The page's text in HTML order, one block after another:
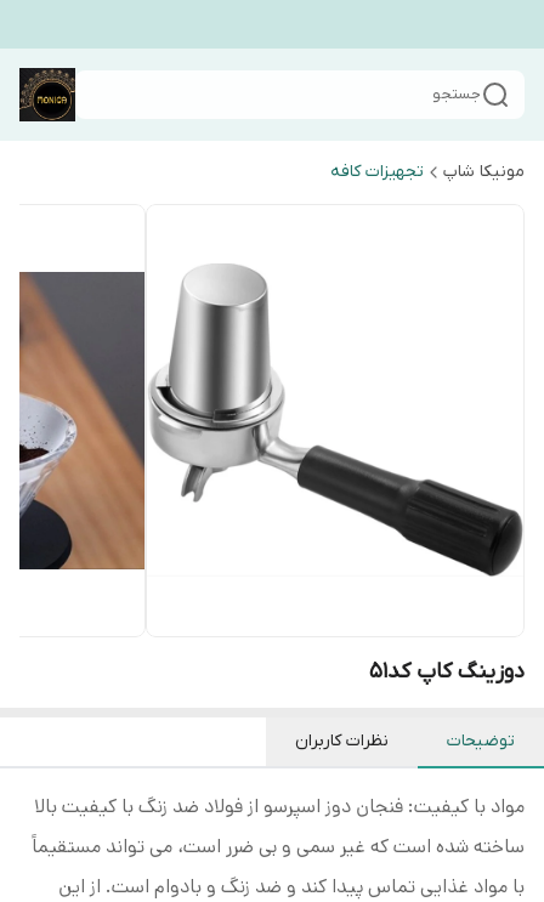
جستجو
مونیکا شاپ تجهیزات کافه
دوزینگ کاپ کد۵۱
توضیحات نظرات کاربران
مواد با کیفیت: فنجان دوز اسپرسو از فولاد ضد زنگ با کیفیت بالا
ساخته شده است که غیر سمی و بی ضرر است، می تواند مستقیماً
با مواد غذایی تماس پیدا کند و ضد زنگ و بادوام است. از این